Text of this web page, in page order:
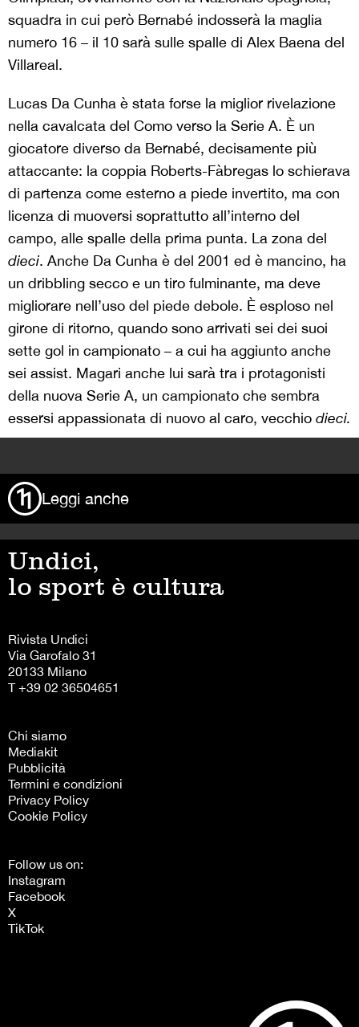
squadra in cui però Bernabé indosserà la maglia
numero 16 – il 10 sarà sulle spalle di Alex Baena del
Villareal.
Lucas Da Cunha è stata forse la miglior rivelazione
nella cavalcata del Como verso la Serie A. È un
giocatore diverso da Bernabé, decisamente più
attaccante: la coppia Roberts-Fàbregas lo schierava
di partenza come esterno a piede invertito, ma con
licenza di muoversi soprattutto all’interno del
campo, alle spalle della prima punta. La zona del
dieci. Anche Da Cunha è del 2001 ed è mancino, ha
un dribbling secco e un tiro fulminante, ma deve
migliorare nell’uso del piede debole. È esploso nel
girone di ritorno, quando sono arrivati sei dei suoi
sette gol in campionato – a cui ha aggiunto anche
sei assist. Magari anche lui sarà tra i protagonisti
della nuova Serie A, un campionato che sembra
essersi appassionata di nuovo al caro, vecchio dieci.
Leggi anche
Undici,
lo sport è cultura
Rivista Undici
Via Garofalo 31
20133 Milano
T +39 02 36504651
Chi siamo
Mediakit
Pubblicità
Termini e condizioni
Privacy Policy
Cookie Policy
Follow us on:
Instagram
Facebook
X
TikTok